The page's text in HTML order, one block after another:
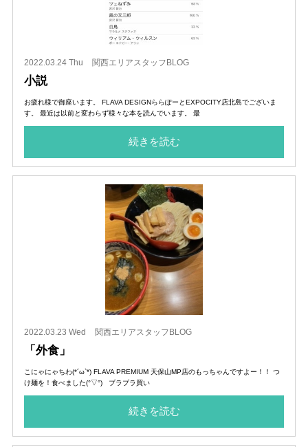
2022.03.24 Thu 関西エリアスタッフBLOG
小説
お疲れ様で御座います。 FLAVA DESIGNららぽーとEXPOCITY店北島でございま
す。 最近は以前と変わらず様々な本を読んでいます。 最
続きを読む
2022.03.23 Wed 関西エリアスタッフBLOG
「外食」
こにゃにゃちわ(*´ω`*) FLAVA PREMIUM 天保山MP店のもっちゃんですよー！！ つ
け麺を！食べました(°▽°) ブラブラ買い
続きを読む